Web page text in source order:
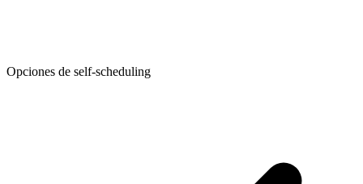
Opciones de self-scheduling